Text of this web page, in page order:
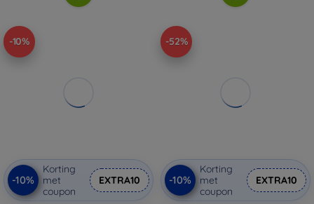
-10%
-10%
Korting
met
coupon
EXTRA10
-52%
-10%
Korting
met
coupon
EXTRA10